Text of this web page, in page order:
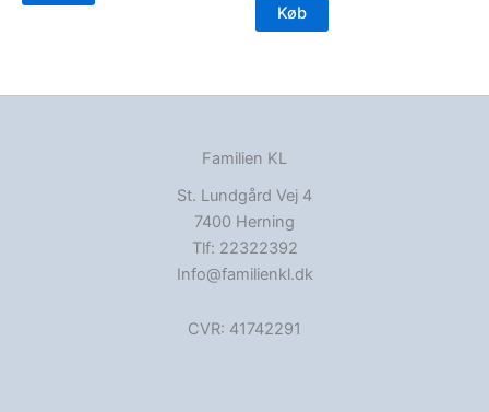
Køb
Familien KL
St. Lundgård Vej 4
7400 Herning
Tlf: 22322392
Info@familienkl.dk
CVR: 41742291